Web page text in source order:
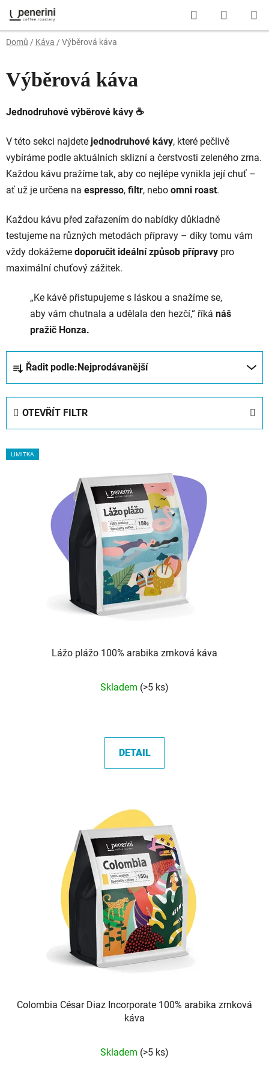
na
obsah
Hledat
KOŠÍK
Domů / Káva / Výběrová káva
Výběrová káva
Jednodruhové výběrové kávy ☕
V této sekci najdete jednodruhové kávy, které pečlivě
vybíráme podle aktuálních sklizní a čerstvosti zeleného zrna.
Každou kávu pražíme tak, aby co nejlépe vynikla její chuť –
ať už je určena na espresso, filtr, nebo omni roast.
Každou kávu před zařazením do nabídky důkladně
testujeme na různých metodách přípravy – díky tomu vám
vždy dokážeme doporučit ideálnízpůsob přípravy pro
maximální chuťový zážitek.
„Ke kávě přistupujeme s láskou a snažíme se,
aby vám chutnala a udělala den hezčí,“ říká náš
pražič Honza.
p
Řadit podle: Nejprodávanější
OTEVŘÍT FILTR
VLIMITKA
Lážo plážo 100% arabika zrnková káva
hodnocení
z
Skladem (>5 ks)
DETAIL
Colombia César Diaz Incorporate 100% arabika zrnková
káva
hodnocení
Skladem (>5 ks)